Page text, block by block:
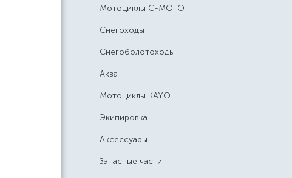
Мотоциклы CFMOTO
Снегоходы
Снегоболотоходы
Аква
Мотоциклы KAYO
Экипировка
Аксессуары
Запасные части